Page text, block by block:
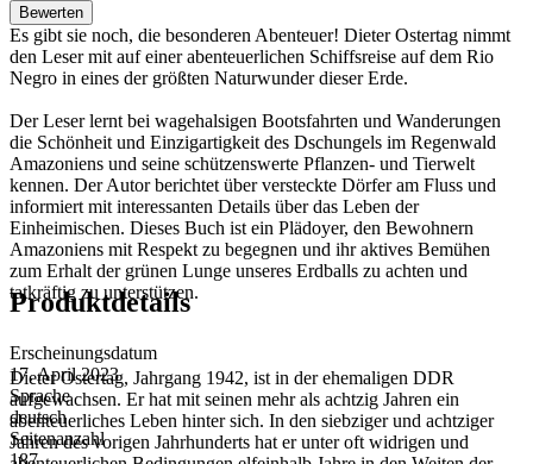
Bewerten
Es gibt sie noch, die besonderen Abenteuer! Dieter Ostertag nimmt
den Leser mit auf einer abenteuerlichen Schiffsreise auf dem Rio
Negro in eines der größten Naturwunder dieser Erde.
Der Leser lernt bei wagehalsigen Bootsfahrten und Wanderungen
die Schönheit und Einzigartigkeit des Dschungels im Regenwald
Amazoniens und seine schützenswerte Pflanzen- und Tierwelt
kennen. Der Autor berichtet über versteckte Dörfer am Fluss und
informiert mit interessanten Details über das Leben der
Einheimischen. Dieses Buch ist ein Plädoyer, den Bewohnern
Amazoniens mit Respekt zu begegnen und ihr aktives Bemühen
zum Erhalt der grünen Lunge unseres Erdballs zu achten und
tatkräftig zu unterstützen.
Dieter Ostertag, Jahrgang 1942, ist in der ehemaligen DDR
aufgewachsen. Er hat mit seinen mehr als achtzig Jahren ein
abenteuerliches Leben hinter sich. In den siebziger und achtziger
Jahren des vorigen Jahrhunderts hat er unter oft widrigen und
Produktdetails
Erscheinungsdatum
17. April 2023
Sprache
deutsch
Seitenanzahl
187